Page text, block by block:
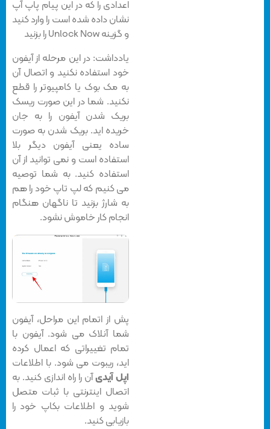
اعدادی را که در این پیام پاپ آپ
نشان داده شده است را وارد کنید
و گزینه Unlock Now را بزنید
یادداشت: در این مرحله از آیفون
خود استفاده نکنید و اتصال آن
به مک بوک یا کامپیوتر را قطع
نکنید. شما در این صورت ریسک
بریک شدن آیفون را به جان
خریده اید. بریک شدن به صورت
ساده یعنی آیفون دیگر بلا
استفاده است و نمی توانید از آن
استفاده کنید. به شما توصیه
می کنیم که لپ تاپ خود را هم
به شارژ بزنید تا ناگهان هنگام
انجام کار خاموش نشود.
پش از اتمام این مراحل، آیفون
شما آنلاک می شود. آیفون با
تمام تغییراتی که اعمال کرده
اید، ریبوت می شود. با اطلاعات
اپل آیدیآن را راه اندازی کنید. به
اتصال اینترنتی با ثبات متصل
شوید و اطلاعات بکاپ خود را
بازیابی کنید.